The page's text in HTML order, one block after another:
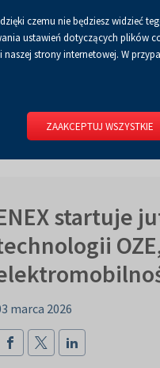
Dla mediów BIP
startuje
marca 2026
czemu nie będziesz widzieć
ustawień dotyczących plików
strony internetowej. W
ZAAKCEPTUJ WSZYSTKIE